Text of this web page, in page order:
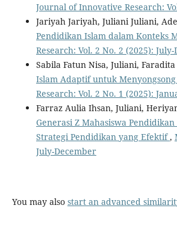
Journal of Innovative Research:
Jariyah Jariyah, Juliani Juliani,
Pendidikan Islam dalam Konteks
Research: Vol. 2 No. 2 (2025):
Sabila Fatun Nisa, Juliani,
Islam Adaptif untuk
Research: Vol. 2 No. 1 (2025):
Farraz Aulia Ihsan, Juliani,
Generasi Z Mahasiswa
Strategi Pendidikan yang Efektif,
July-December
You may also start an advanced